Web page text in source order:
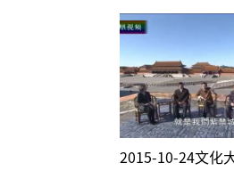
2015-10-24文化